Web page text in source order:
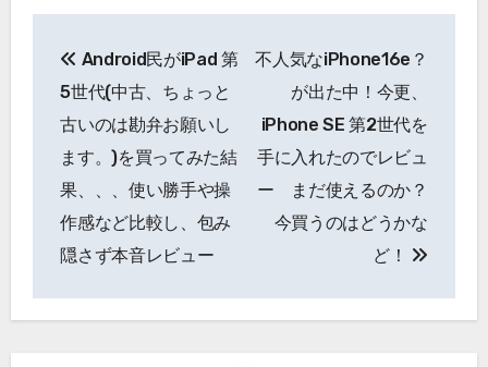
稿
ナ
ビ
ゲ
ー
シ
Android民がiPad 第
5世代(中古、ちょっと
古いのは勘弁お願いし
ます。)を買ってみた結
果、、、使い勝手や操
作感など比較し、包み
隠さず本音レビュー
不人気なiPhone16e？
が出た中！今更、
iPhone SE 第2世代を
手に入れたのでレビュ
ー まだ使えるのか？
今買うのはどうかな
ど！